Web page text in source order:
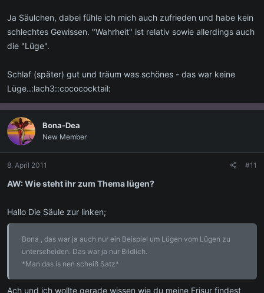
Ja Säulchen, dabei fühle ich mich auch zufrieden und habe kein
schlechtes Gewissen. "Wahrheit" ist relativ sowie allerdings auch
die "Lüge".
Schlaf (später) gut und träum was schönes - das war keine
Lüge..:lach3::cocococktail:
Bona-Dea
New Member
8. April 2011 #11
AW: Wie steht ihr zum Thema lügen?
Hallo Die Säule zur linken;
Bona , das war ja auch nur ein Beispiel um Lügen vom Lügen zu
unterscheiden. Das war ja nur Bildlich.
*Man das is nen scheiß Satz*
Ach und ich wollte gerade wissen wie du meine Frisur findest